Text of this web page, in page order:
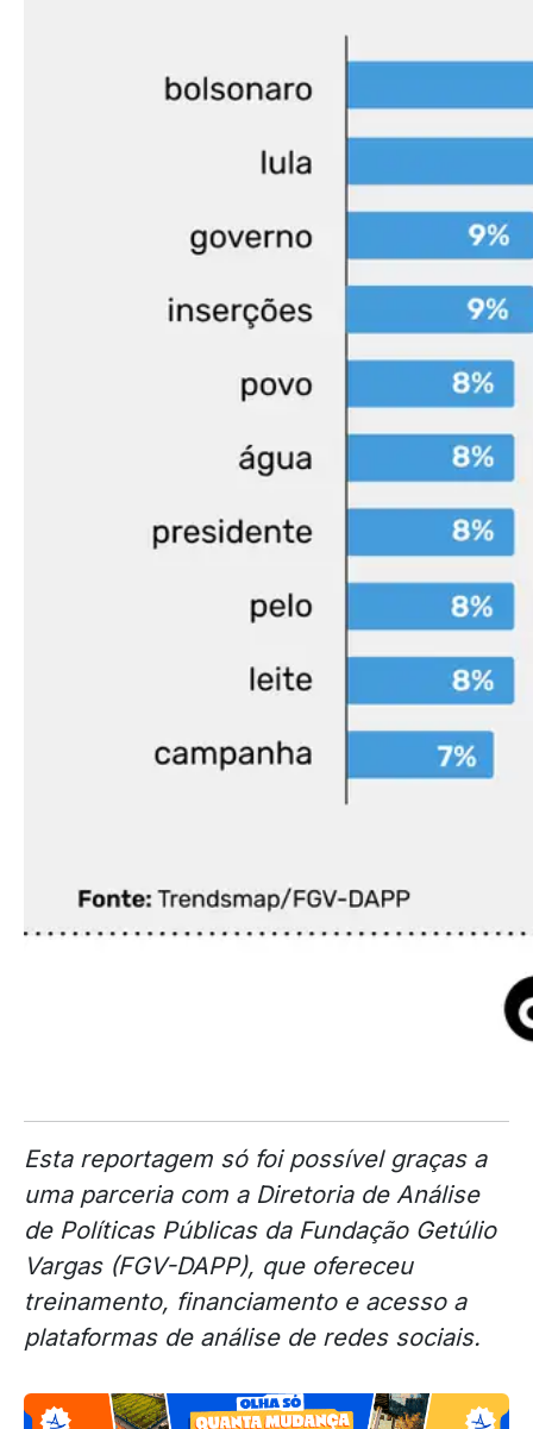
Esta reportagem só foi possível graças a
uma parceria com a Diretoria de Análise
de Políticas Públicas da Fundação Getúlio
Vargas (FGV-DAPP), que ofereceu
treinamento, financiamento e acesso a
plataformas de análise de redes sociais.